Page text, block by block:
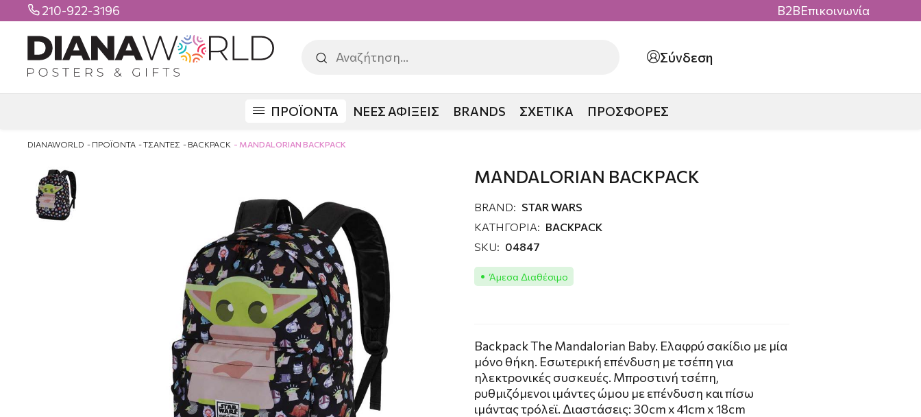
 210-922-3196 B2BΕπικοινωνία
Σύνδεση
ΠΡΟΪΟΝΤΑ ΝΕΕΣ ΑΦΙΞΕΙΣ BRANDS ΣΧΕΤΙΚΑ ΠΡΟΣΦΟΡΕΣ
DIANAWORLD ΠΡΟΪΟΝΤΑ ΤΣΑΝΤΕΣ BACKPACK MANDALORIAN BACKPACK
MANDALORIAN BACKPACK
BRAND: STAR WARS
ΚΑΤΗΓΟΡΙΑ: BACKPACK
SKU: 04847
Άμεσα Διαθέσιμο
Backpack The Mandalorian Baby. Ελαφρύ σακίδιο με μία
μόνο θήκη. Εσωτερική επένδυση με τσέπη για
ηλεκτρονικές συσκευές. Μπροστινή τσέπη,
ρυθμιζόμενοι ιμάντες ώμου με επένδυση και πίσω
ιμάντας τρόλεϊ. Διαστάσεις: 30cm x 41cm x 18cm